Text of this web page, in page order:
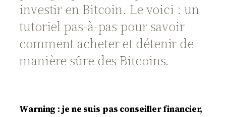
investir en Bitcoin. Le voici : un
tutoriel pas-à-pas pour savoir
comment acheter et détenir de
manière sûre des Bitcoins.
Warning : je ne suis pas conseiller financier,